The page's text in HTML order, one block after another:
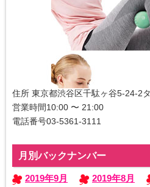
② 1分間に3500回の振動で筋肉を
3Dコンディショニングボール スマ
東急ハンズ新宿店
住所 東京都渋谷区千駄ヶ谷5-24-2
営業時間10:00 〜 21:00
電話番号03-5361-3111
月別バックナンバー
2019年9月 2019年8月